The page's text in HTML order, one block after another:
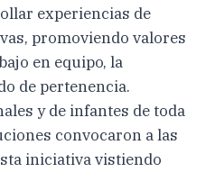
experiencias de
promoviendo valores
en equipo, la
de pertenencia.
y de infantes de toda
convocaron a las
iniciativa vistiendo